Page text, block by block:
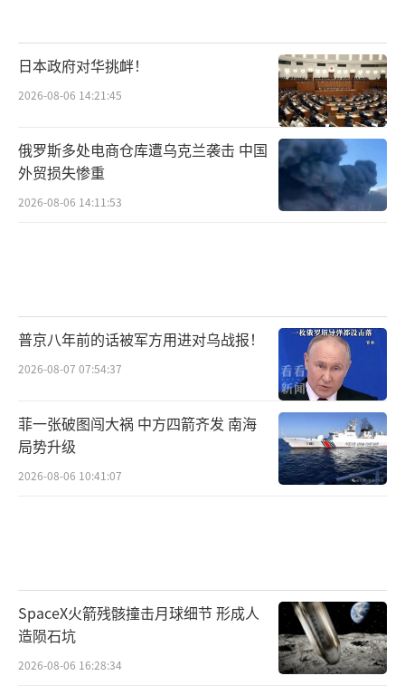
补给完毕，新的特情不期而至
“前方发现‘落水人员’，救生部
编队各舰快速机动至
“落水人员”点位附近
在直升机的引导下
使用救生器材
日本政府对华挑衅！
2026-08-06 14:21:45
俄罗斯多处电商仓库遭乌克兰袭击 中国
外贸损失惨重
2026-08-06 14:11:53
普京八年前的话被军方用进对乌战报！
2026-08-07 07:54:37
菲一张破图闯大祸 中方四箭齐发 南海
局势升级
2026-08-06 10:41:07
SpaceX火箭残骸撞击月球细节 形成人
造陨石坑
2026-08-06 16:28:34